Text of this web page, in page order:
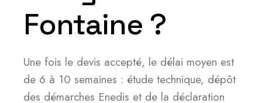
Fontaine ?
Une fois le devis accepté, le délai moyen est
de 6 à 10 semaines : étude technique, dépôt
des démarches Enedis et de la déclaration